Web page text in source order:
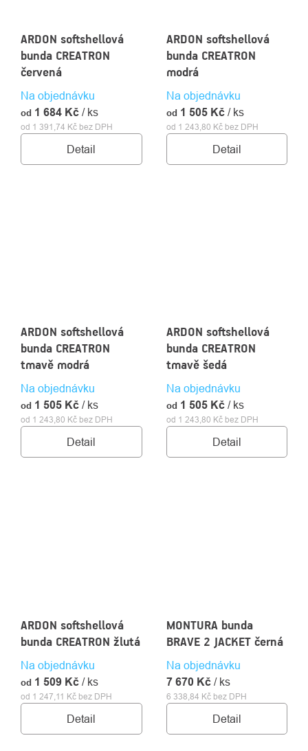
ARDON softshellová
bunda CREATRON
červená
Na objednávku
od 1 391,74 Kč bez DPH
od 1 684 Kč / ks
Detail
ARDON softshellová
bunda CREATRON
modrá
Na objednávku
od 1 243,80 Kč bez DPH
od 1 505 Kč / ks
Detail
ARDON softshellová
bunda CREATRON
tmavě modrá
Na objednávku
od 1 243,80 Kč bez DPH
od 1 505 Kč / ks
Detail
ARDON softshellová
bunda CREATRON
tmavě šedá
Na objednávku
od 1 243,80 Kč bez DPH
od 1 505 Kč / ks
Detail
ARDON softshellová
bunda CREATRON žlutá
Na objednávku
od 1 247,11 Kč bez DPH
od 1 509 Kč / ks
Detail
MONTURA bunda
BRAVE 2 JACKET černá
Na objednávku
6 338,84 Kč bez DPH
7 670 Kč / ks
Detail